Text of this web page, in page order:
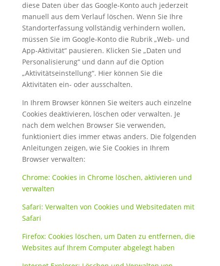
diese Daten über das Google-Konto auch jederzeit
manuell aus dem Verlauf löschen. Wenn Sie Ihre
Standorterfassung vollständig verhindern wollen,
müssen Sie im Google-Konto die Rubrik „Web- und
App-Aktivität“ pausieren. Klicken Sie „Daten und
Personalisierung“ und dann auf die Option
„Aktivitätseinstellung“. Hier können Sie die
Aktivitäten ein- oder ausschalten.
In Ihrem Browser können Sie weiters auch einzelne
Cookies deaktivieren, löschen oder verwalten. Je
nach dem welchen Browser Sie verwenden,
funktioniert dies immer etwas anders. Die folgenden
Anleitungen zeigen, wie Sie Cookies in Ihrem
Browser verwalten:
Chrome: Cookies in Chrome löschen, aktivieren und
verwalten
Safari: Verwalten von Cookies und Websitedaten mit
Safari
Firefox: Cookies löschen, um Daten zu entfernen, die
Websites auf Ihrem Computer abgelegt haben